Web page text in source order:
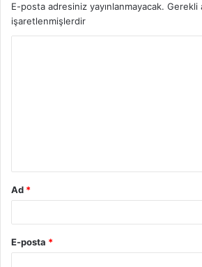
E-posta adresiniz yayınlanmayacak. Gerekli
işaretlenmişlerdir
Ad *
E-posta *